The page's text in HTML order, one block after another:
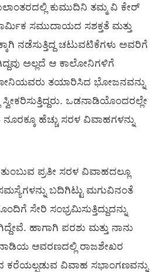
ಕುಮುದಿನಿ ತಮ್ಮ ವಿ ಕೇರ್
ಸಮುದಾಯದ ಸಶಕ್ತತೆ ಮತ್ತು
ನಡೆಸುತ್ತಿದ್ದ ಚಟುವಟಿಕೆಗಳು ಅವರಿಗೆ
ಅಲ್ಲದೆ ಆ ಕಾಲೋನಿಗಳಿಗೆ
ತಯಾರಿಸಿದ ಭೋಜನವನ್ನು
ಒಡನಾಡಿಯೊಂದರಲ್ಲೇ
ಹೆಚ್ಚು ಸರಳ ವಿವಾಹಗಳನ್ನು
ಪ್ರತೀ ಸರಳ ವಿವಾಹದಲ್ಲೂ
ಬದಿಗಿಟ್ಟು ಮಗುವಿನಂತೆ
ಸೇರಿ ಸಂಭ್ರಮಿಸುತ್ತಿದ್ದುದನ್ನು
ಹಾಗಾಗಿ ಪರಶು ಮತ್ತು ನಾನು
ಆವರಣದಲ್ಲಿ ರಾಜಶೇಖರ
ವಿವಾಹ ಸಭಾಂಗಣವನ್ನು